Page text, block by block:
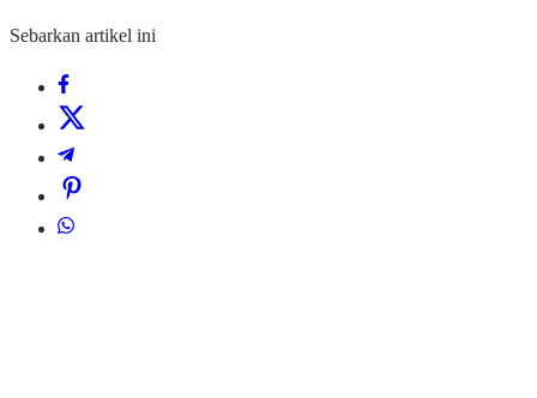
Sebarkan artikel ini